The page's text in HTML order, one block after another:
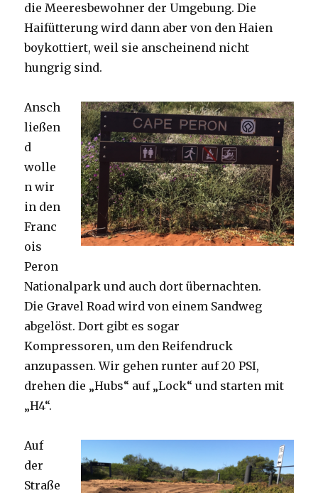
die Meeresbewohner der Umgebung. Die
Haifütterung wird dann aber von den Haien
boykottiert, weil sie anscheinend nicht
hungrig sind.
Ansch
ließen
d
wolle
n wir
in den
Franc
ois
Peron
Nationalpark und auch dort übernachten.
Die Gravel Road wird von einem Sandweg
abgelöst. Dort gibt es sogar
Kompressoren, um den Reifendruck
anzupassen. Wir gehen runter auf 20 PSI,
drehen die „Hubs“ auf „Lock“ und starten mit
„H4“.
Auf
der
Straße